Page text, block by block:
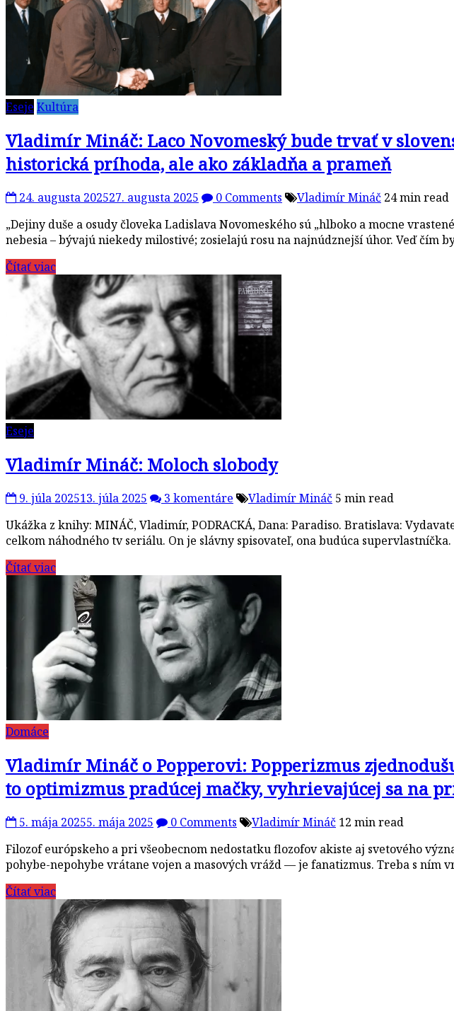
Eseje Kultúra
Vladimír Mináč: Laco Novomeský bude trvať v
historická príhoda, ale ako základňa a prameň
24. augusta 202527. augusta 2025 0 Comments Vladimír Mináč 24 min read
„Dejiny duše a osudy človeka Ladislava Novomeského sú „hlboko a mocne
nebesia – bývajú niekedy milostivé; zosielajú rosu na najnúdznejší úhor. Veď čím
Čítať viac
Eseje
Vladimír Mináč: Moloch slobody
9. júla 202513. júla 2025 3 komentáre Vladimír Mináč 5 min read
Ukážka z knihy: MINÁČ, Vladimír, PODRACKÁ, Dana: Paradiso. Bratislava:
celkom náhodného tv seriálu. On je slávny spisovateľ, ona budúca
Čítať viac
Domáce
Vladimír Mináč o Popperovi: Popperizmus
to optimizmus pradúcej mačky, vyhrievajúcej sa na
5. mája 20255. mája 2025 0 Comments Vladimír Mináč 12 min read
Filozof európskeho a pri všeobecnom nedostatku flozofov akiste aj svetového
pohybe-nepohybe vrátane vojen a masových vrážd — je fanatizmus. Treba s ním
Čítať viac